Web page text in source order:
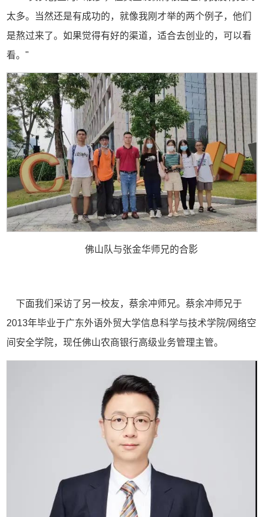
太多。当然还是有成功的，就像我刚才举的两个例子，他们
是熬过来了。如果觉得有好的渠道，适合去创业的，可以看
看。"
佛山队与张金华师兄的合影
下面我们采访了另一校友，蔡余冲师兄。蔡余冲师兄于
2013年毕业于广东外语外贸大学信息科学与技术学院/网络空
间安全学院，现任佛山农商银行高级业务管理主管。